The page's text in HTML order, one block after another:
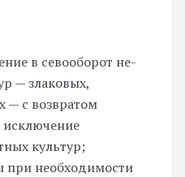
в севооборот не-
— злаковых,
— с возвратом
исключение
культур;
при необходимости